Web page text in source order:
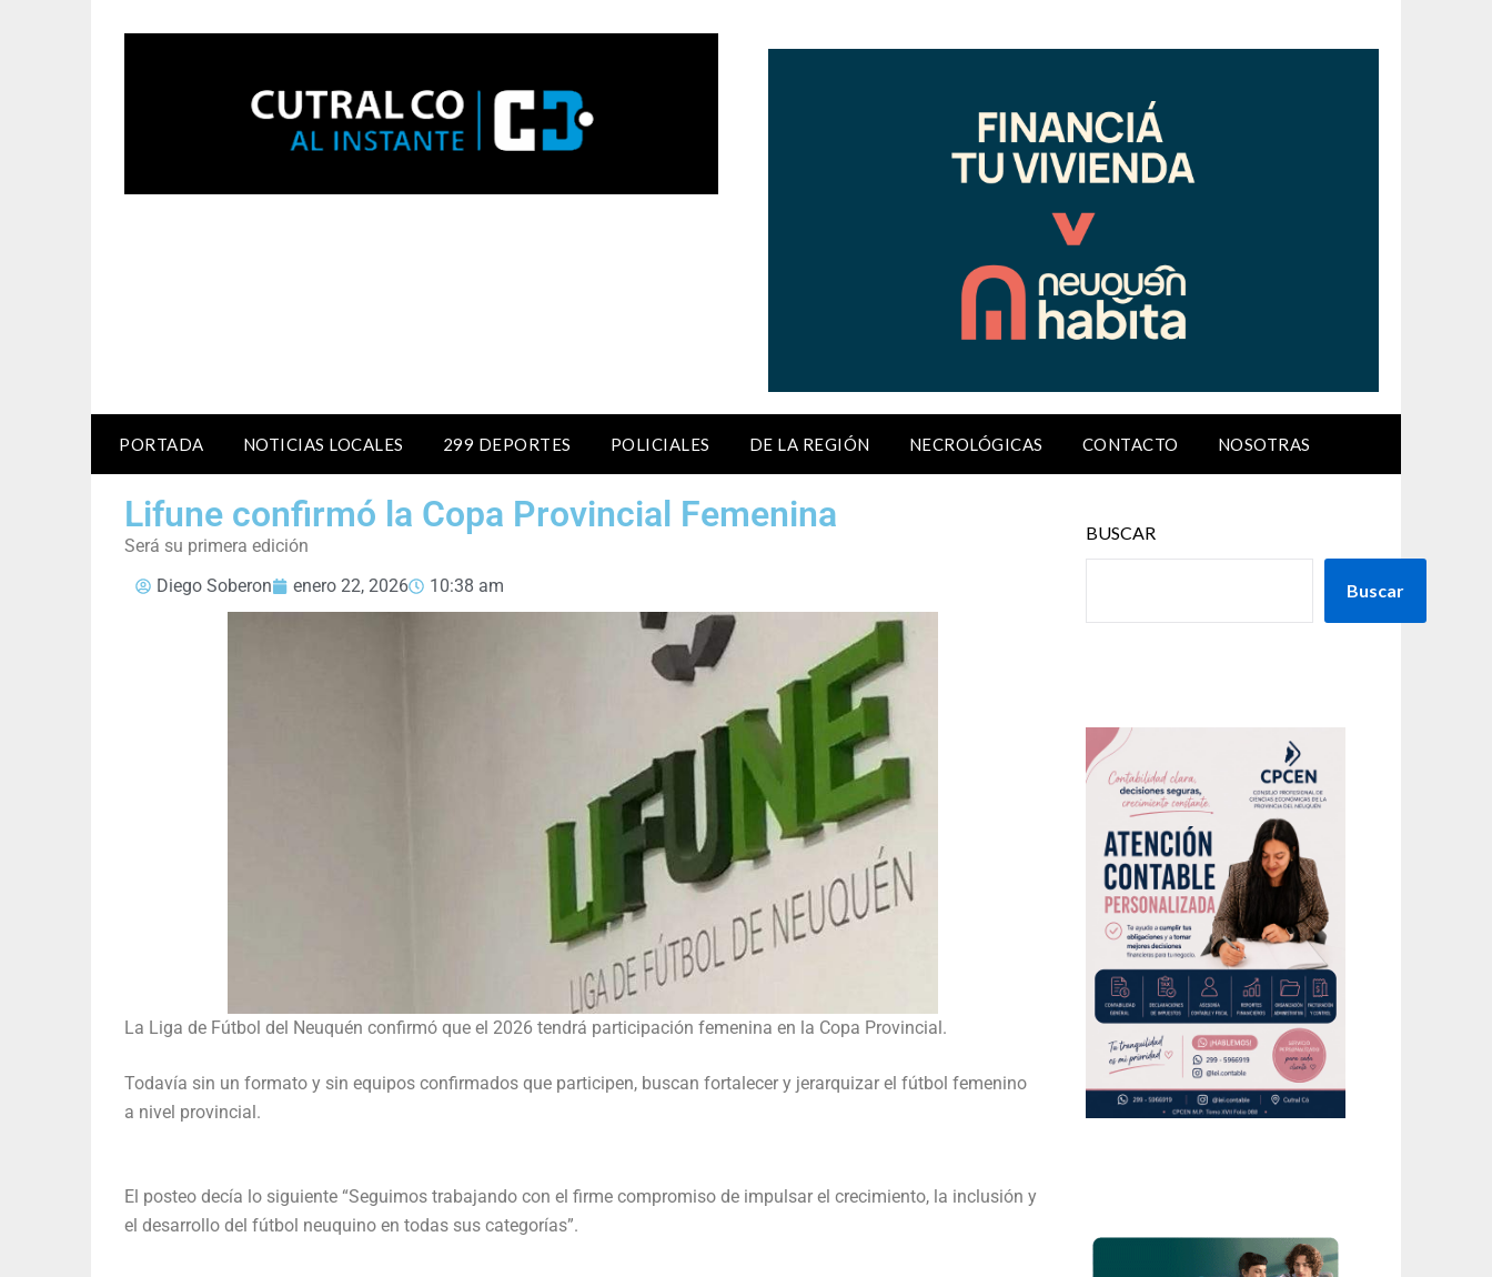
PORTADA NOTICIAS LOCALES 299 DEPORTES POLICIALES DE LA REGIÓN NECROLÓGICAS CONTACTO NOSOTRAS
Lifune confirmó la Copa Provincial Femenina
Será su primera edición
Diego Soberon
enero 22, 2026 10:38 am
La Liga de Fútbol del Neuquén confirmó que el 2026 tendrá participación femenina en la Copa Provincial.
Todavía sin un formato y sin equipos confirmados que participen, buscan fortalecer y jerarquizar el fútbol femenino
a nivel provincial.
El posteo decía lo siguiente “Seguimos trabajando con el firme compromiso de impulsar el crecimiento, la inclusión y
el desarrollo del fútbol neuquino en todas sus categorías”.
BUSCAR
Buscar